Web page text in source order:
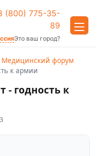
(800) 775-35-
89
Это ваш город?
Медицинский форум
к армии
- годность к